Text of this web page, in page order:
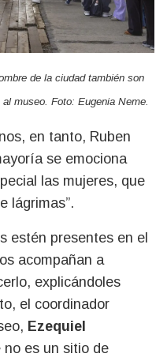
de la ciudad también son
museo. Foto: Eugenia Neme.
en tanto, Ruben
se emociona
las mujeres, que
lágrimas”.
estén presentes en el
acompañan a
explicándoles
el coordinador
Ezequiel
no es un sitio de